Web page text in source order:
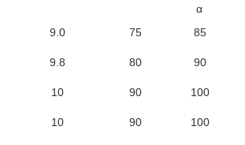
α
9.0
75 85
9.8 80 90
10 90 100
10 90 100